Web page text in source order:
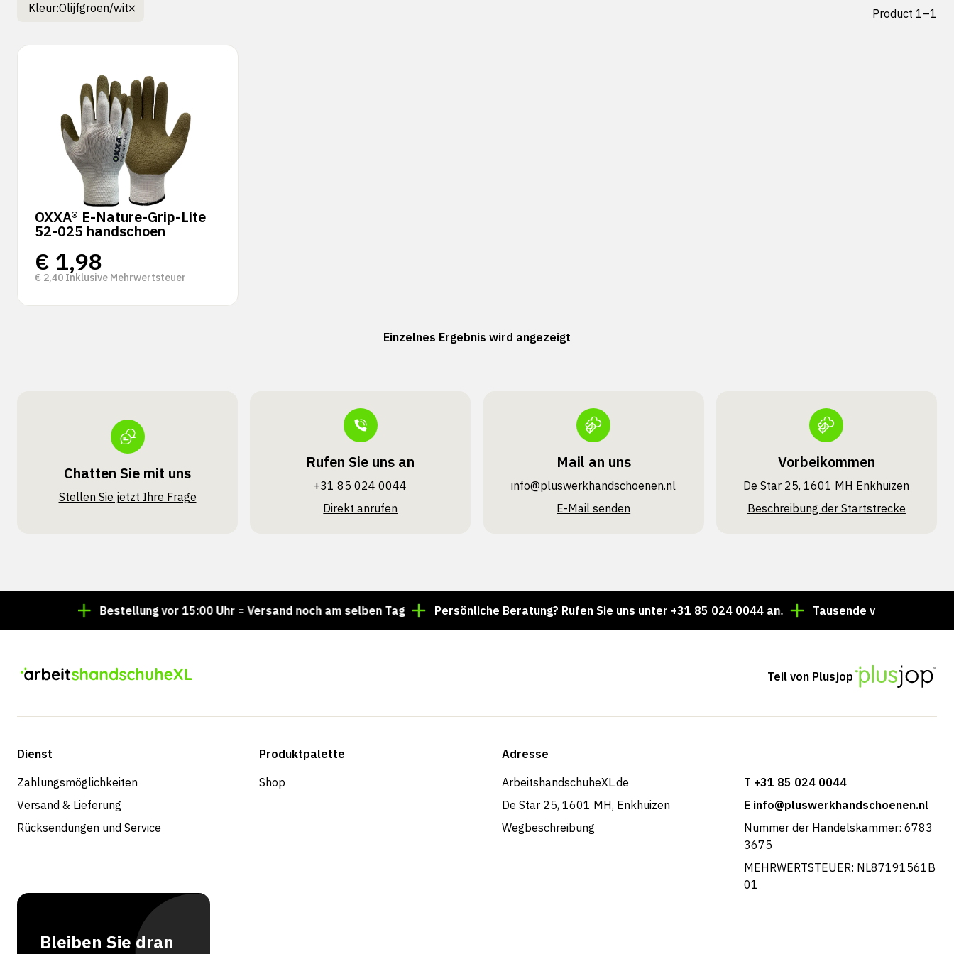
Kleur:Olijfgroen/wit Product 1–1
OXXA® E-Nature-Grip-Lite
52-025 handschoen
€ 1,98
€ 2,40 Inklusive Mehrwertsteuer
Einzelnes Ergebnis wird angezeigt
Chatten Sie mit uns
Stellen Sie jetzt Ihre Frage
Rufen Sie uns an
+31 85 024 0044
Direkt anrufen
Mail an uns
info@pluswerk­handschoenen.nl
E-Mail senden
Vorbeikommen
De Star 25, 1601 MH Enkhuizen
Beschreibung der Startstrecke
Bestellung vor 15:00 Uhr = Versand noch am selben Tag Persönliche Beratung? Rufen Sie uns unter +31 85 024 0044 an. Tausende von Artikeln immer
Teil von Plusjop
Dienst
Zahlungsmöglichkeiten
Versand & Lieferung
Rücksendungen und Service
Produktpalette
Shop
Adresse
ArbeitshandschuheXL.de
De Star 25, 1601 MH, Enkhuizen
Wegbeschreibung
T +31 85 024 0044
E info@pluswerkhandschoenen.nl
Nummer der Handelskammer: 6783
3675
MEHRWERTSTEUER: NL87191561B
01
Bleiben Sie dran